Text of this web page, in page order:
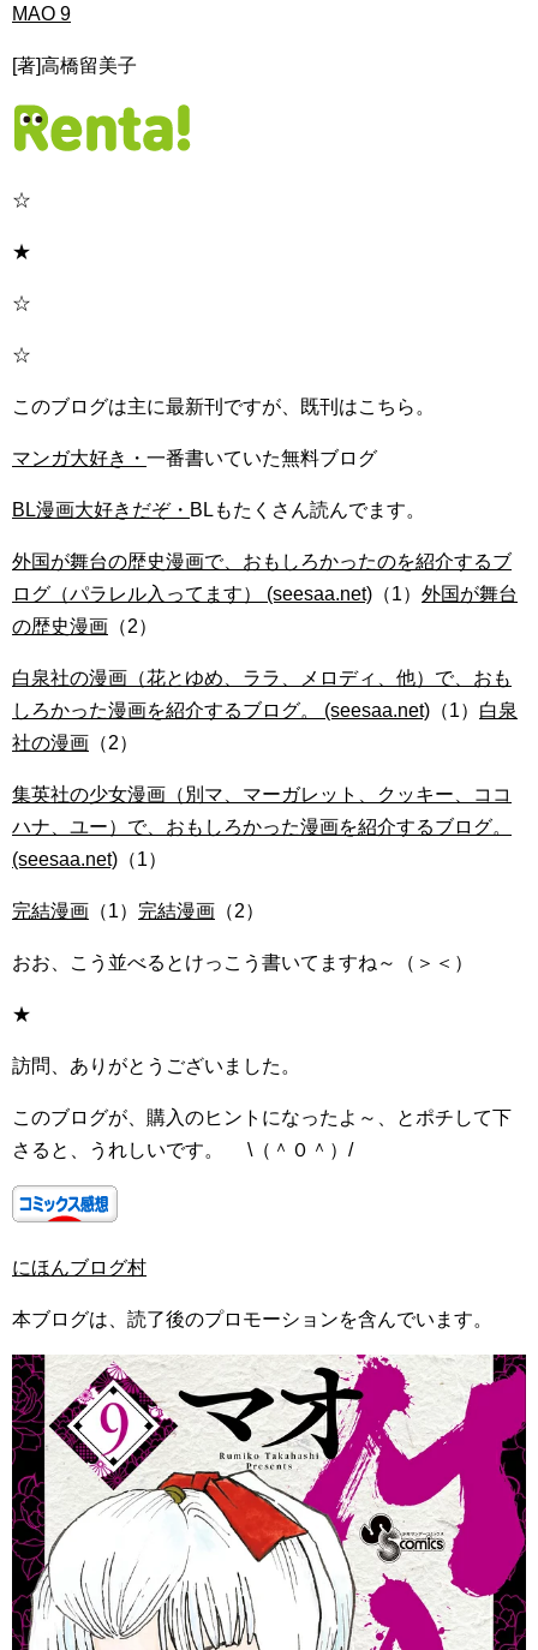
MAO 9
[著]高橋留美子
☆
★
☆
☆
このブログは主に最新刊ですが、既刊はこちら。
マンガ大好き・ 一番書いていた無料ブログ
BL漫画大好きだぞ・ BLもたくさん読んでます。
外国が舞台の歴史漫画で、おもしろかったのを紹介するブ
ログ（パラレル入ってます） (seesaa.net) （1） 外国が舞台
の歴史漫画 （2）
白泉社の漫画（花とゆめ、ララ、メロディ、他）で、おも
しろかった漫画を紹介するブログ。 (seesaa.net) （1） 白泉
社の漫画 （2）
集英社の少女漫画（別マ、マーガレット、クッキー、ココ
ハナ、ユー）で、おもしろかった漫画を紹介するブログ。
(seesaa.net) （1）
完結漫画 （1） 完結漫画 （2）
おお、こう並べるとけっこう書いてますね～（＞＜）
★
訪問、ありがとうございました。
このブログが、購入のヒントになったよ～、とポチして下
さると、うれしいです。 \（＾０＾）/
にほんブログ村
本ブログは、読了後のプロモーションを含んでいます。